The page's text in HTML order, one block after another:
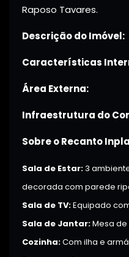
Raposo Tavares.
Descrição do Imóvel:
Características
Área Externa:
Infraestrutura do
Sobre o Recanto
Sala de Estar:3
decorada com parede
Sala de TV:Equipado
Sala de Jantar:Mesa
Cozinha:Com ilha e